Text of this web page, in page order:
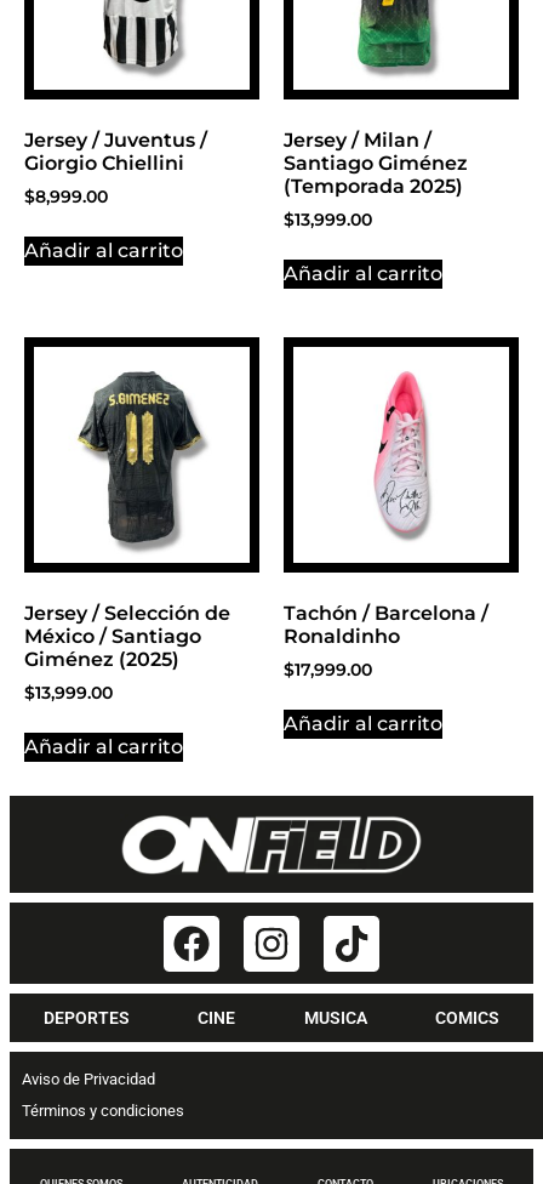
Jersey / Juventus /
Giorgio Chiellini
$8,999.00
Añadir al carrito
Jersey / Milan /
Santiago Giménez
(Temporada 2025)
$13,999.00
Añadir al carrito
Jersey / Selección de
México / Santiago
Giménez (2025)
$13,999.00
Añadir al carrito
Tachón / Barcelona /
Ronaldinho
$17,999.00
Añadir al carrito
DEPORTES CINE MUSICA COMICS
Aviso de Privacidad
Términos y condiciones